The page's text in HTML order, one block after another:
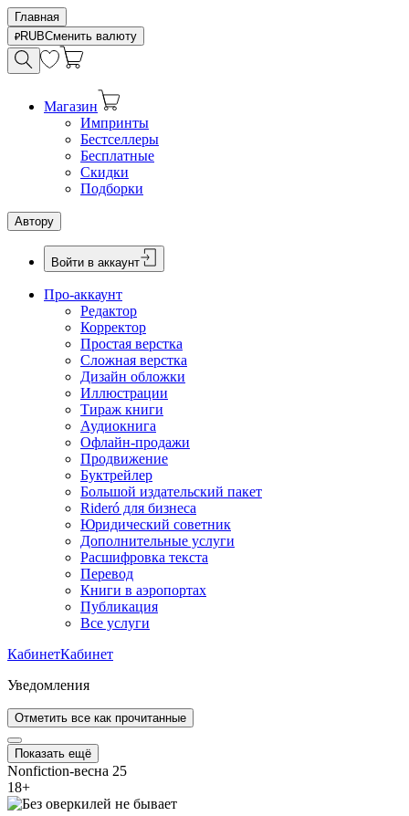
Главная
RUBСменить валюту
Магазин
Импринты
Бестселлеры
Бесплатные
Скидки
Подборки
Автору
Войти в аккаунт
Про-аккаунт
Редактор
Корректор
Простая верстка
Сложная верстка
Дизайн обложки
Иллюстрации
Тираж книги
Аудиокнига
Офлайн-продажи
Продвижение
Буктрейлер
Большой издательский пакет
Rideró для бизнеса
Юридический советник
Дополнительные услуги
Расшифровка текста
Перевод
Книги в аэропортах
Публикация
Все услуги
КабинетКабинет
Уведомления
Отметить все как прочитанные
Показать ещё
Nonfiction-весна 25
18+